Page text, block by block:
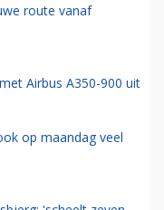
route vanaf
Airbus A350-900 uit
op maandag veel